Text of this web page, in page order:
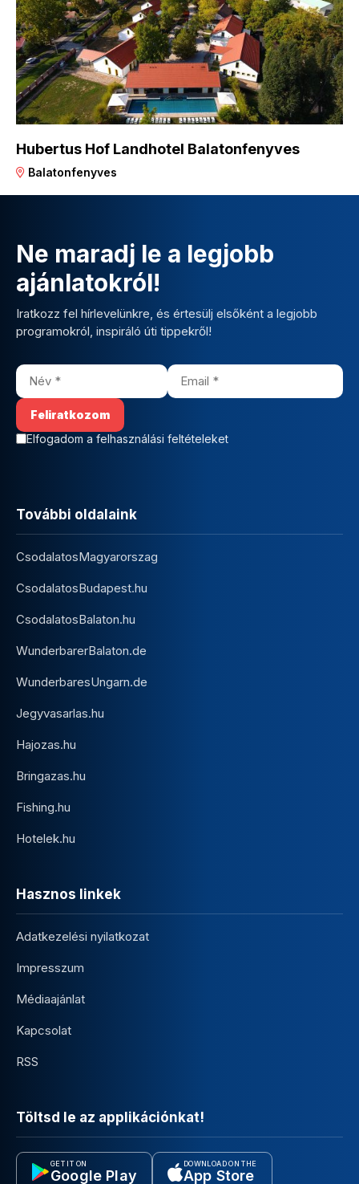
Hubertus Hof Landhotel Balatonfenyves
Balatonfenyves
Ne maradj le a legjobb
ajánlatokról!
Iratkozz fel hírlevelünkre, és értesülj elsőként a legjobb
programokról, inspiráló úti tippekről!
Elfogadom a felhasználási feltételeket
További oldalaink
CsodalatosMagyarorszag
CsodalatosBudapest.hu
CsodalatosBalaton.hu
WunderbarerBalaton.de
WunderbaresUngarn.de
Jegyvasarlas.hu
Hajozas.hu
Bringazas.hu
Fishing.hu
Hotelek.hu
Hasznos linkek
Adatkezelési nyilatkozat
Impresszum
Médiaajánlat
Kapcsolat
RSS
Töltsd le az applikációnkat!
GET IT ON
Google Play
DOWNLOAD ON THE
App Store